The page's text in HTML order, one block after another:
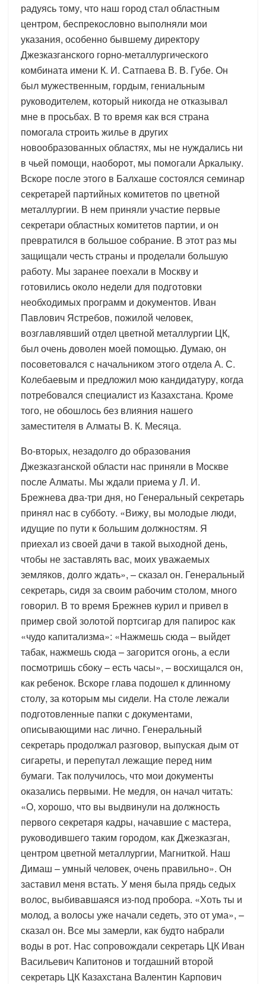
радуясь тому, что наш город стал областным
центром, беспрекословно выполняли мои
указания, особенно бывшему директору
Джезказганского горно-металлургического
комбината имени К. И. Сатпаева В. В. Губе. Он
был мужественным, гордым, гениальным
руководителем, который никогда не отказывал
мне в просьбах. В то время как вся страна
помогала строить жилье в других
новообразованных областях, мы не нуждались ни
в чьей помощи, наоборот, мы помогали Аркалыку.
Вскоре после этого в Балхаше состоялся семинар
секретарей партийных комитетов по цветной
металлургии. В нем приняли участие первые
секретари областных комитетов партии, и он
превратился в большое собрание. В этот раз мы
защищали честь страны и проделали большую
работу. Мы заранее поехали в Москву и
готовились около недели для подготовки
необходимых программ и документов. Иван
Павлович Ястребов, пожилой человек,
возглавлявший отдел цветной металлургии ЦК,
был очень доволен моей помощью. Думаю, он
посоветовался с начальником этого отдела А. С.
Колебаевым и предложил мою кандидатуру, когда
потребовался специалист из Казахстана. Кроме
того, не обошлось без влияния нашего
заместителя в Алматы В. К. Месяца.
Во-вторых, незадолго до образования
Джезказганской области нас приняли в Москве
после Алматы. Мы ждали приема у Л. И.
Брежнева два-три дня, но Генеральный секретарь
принял нас в субботу. «Вижу, вы молодые люди,
идущие по пути к большим должностям. Я
приехал из своей дачи в такой выходной день,
чтобы не заставлять вас, моих уважаемых
земляков, долго ждать», – сказал он. Генеральный
секретарь, сидя за своим рабочим столом, много
говорил. В то время Брежнев курил и привел в
пример свой золотой портсигар для папирос как
«чудо капитализма»: «Нажмешь сюда – выйдет
табак, нажмешь сюда – загорится огонь, а если
посмотришь сбоку – есть часы», – восхищался он,
как ребенок. Вскоре глава подошел к длинному
столу, за которым мы сидели. На столе лежали
подготовленные папки с документами,
описывающими нас лично. Генеральный
секретарь продолжал разговор, выпуская дым от
сигареты, и перепутал лежащие перед ним
бумаги. Так получилось, что мои документы
оказались первыми. Не медля, он начал читать:
«О, хорошо, что вы выдвинули на должность
первого секретаря кадры, начавшие с мастера,
руководившего таким городом, как Джезказган,
центром цветной металлургии, Магниткой. Наш
Димаш – умный человек, очень правильно». Он
заставил меня встать. У меня была прядь седых
волос, выбивавшаяся из-под пробора. «Хоть ты и
молод, а волосы уже начали седеть, это от ума», –
сказал он. Все мы замерли, как будто набрали
воды в рот. Нас сопровождали секретарь ЦК Иван
Васильевич Капитонов и тогдашний второй
секретарь ЦК Казахстана Валентин Карпович